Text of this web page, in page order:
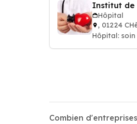
Institut de
Hôpital
, 01224
Hôpital:
Combien